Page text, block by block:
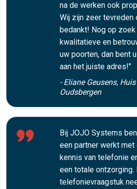
na de werken ook
Wij zijn zeer tevreden
bedankt! Nog op zoek
kwalitatieve en
uw poorten, dan bent
aan het juiste adres!"
- Eliane Geusens,
Oudsbergen
Bij JOJO Systems
een partner werkt
kennis van telefonie
een totale ontzorging.
telefonievraagstuk